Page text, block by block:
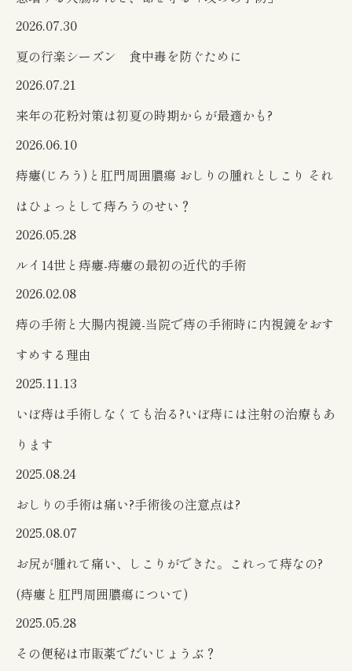
2026.07.30
夏の行楽シーズン 食中毒を防ぐために
2026.07.21
来年の花粉対策は初夏の時期からが最適かも?
2026.06.10
痔瘻(じろう)と肛門周囲膿瘍 おしりの腫れとしこり それ
はひょっとして痔ろうのせい？
2026.05.28
ルイ14世と痔瘻-痔瘻の最初の近代的手術
2026.02.08
痔の手術と大腸内視鏡-当院で痔の手術時に内視鏡をおす
すめする理由
2025.11.13
いぼ痔は手術しなくても治る?いぼ痔には注射の治療もあ
ります
2025.08.24
おしりの手術は痛い?手術後の注意点は?
2025.08.07
お尻が腫れて痛い、しこりができた。これって痔なの?
(痔瘻と肛門周囲膿瘍について)
2025.05.28
その便秘は市販薬でだいじょうぶ？